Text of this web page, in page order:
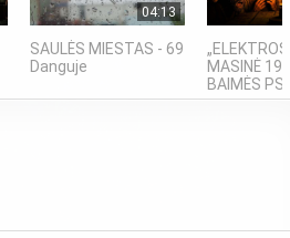
04:13
SAULĖS MIESTAS - 69
Danguje
„ELEKTROS
MASINĖ
BAIMĖS